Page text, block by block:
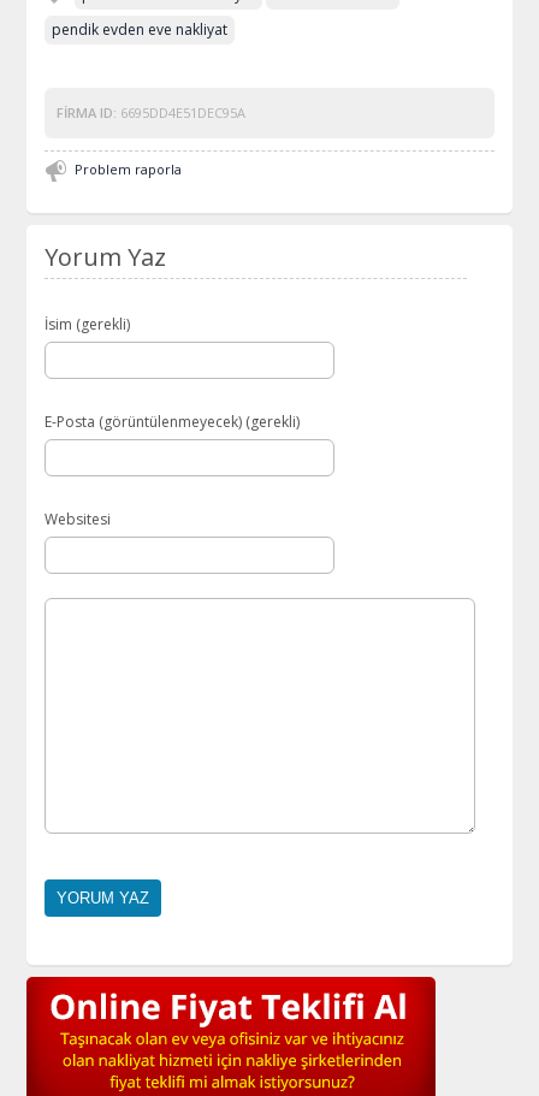
pendik evden eve nakliyat
FIRMA ID: 6695DD4E51DEC95A
Problem raporla
Yorum Yaz
İsim (gerekli)
E-Posta (görüntülenmeyecek) (gerekli)
Websitesi